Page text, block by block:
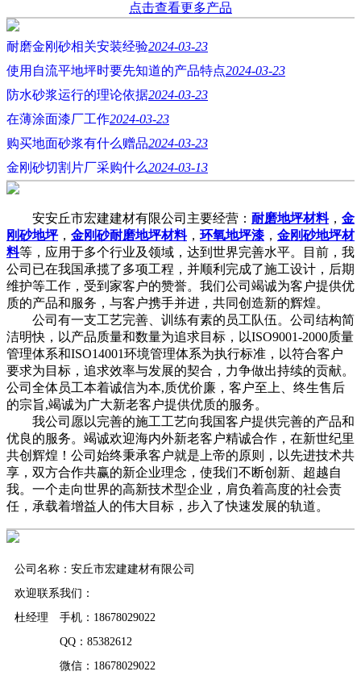
点击查看更多产品
耐磨金刚砂相关安装经验2024-03-23
使用自流平地坪时要先知道的产品特点2024-03-23
防水砂浆运行的理论依据2024-03-23
在薄涂面漆厂工作2024-03-23
购买地面砂浆有什么赠品2024-03-23
金刚砂切割片厂采购什么2024-03-13
安安丘市宏建建材有限公司主要经营： 耐磨地坪材料， 金
刚砂地坪， 金刚砂耐磨地坪材料， 环氧地坪漆 ， 金刚砂地坪材
料等，应用于多个行业及领域，达到世界完善水平。目前，我
公司已在我国承揽了多项工程，并顺利完成了施工设计，后期
维护等工作，受到家客户的赞誉。我们公司竭诚为客户提供优
质的产品和服务，与客户携手并进，共同创造新的辉煌。
公司有一支工艺完善、训练有素的员工队伍。公司结构简
洁明快，以产品质量和数量为追求目标，以ISO9001-2000质量
管理体系和ISO14001环境管理体系为执行标准，以符合客户
要求为目标，追求效率与发展的契合，力争做出持续的贡献。
公司全体员工本着诚信为本,质优价廉，客户至上、终生售后
的宗旨,竭诚为广大新老客户提供优质的服务。
我公司愿以完善的施工工艺向我国客户提供完善的产品和
优良的服务。竭诚欢迎海内外新老客户精诚合作，在新世纪里
共创辉煌！公司始终秉承客户就是上帝的原则，以先进技术共
享，双方合作共赢的新企业理念，使我们不断创新、超越自
我。一个走向世界的高新技术型企业，肩负着高度的社会责
任，承载着增益人的伟大目标，步入了快速发展的轨道。
公司名称：安丘市宏建建材有限公司
欢迎联系我们：
杜经理 手机：18678029022
QQ：85382612
微信：18678029022